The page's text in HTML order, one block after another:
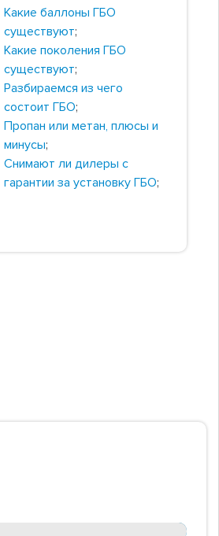
Какие баллоны ГБО
существуют;
Какие поколения ГБО
существуют;
Разбираемся из чего
состоит ГБО;
Пропан или метан, плюсы и
минусы;
Снимают ли дилеры с
гарантии за установку ГБО;